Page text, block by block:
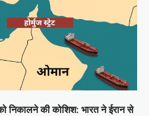
निकालने की कोशिश: भारत ने ईरान से